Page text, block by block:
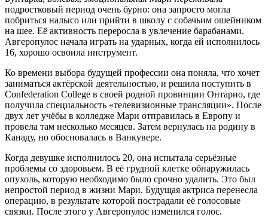
подростковый период очень бурно: она запросто могла
побриться налысо или прийти в школу с собачьим ошейником
на шее. Её активность переросла в увлечение барабанами.
Авгеропулос начала играть на ударных, когда ей исполнилось
16, хорошо освоила инструмент.
Ко времени выбора будущей профессии она поняла, что хочет
заниматься актёрской деятельностью, и решила поступить в
Confederation College в своей родной провинции Онтарио, где
получила специальность «телевизионные трансляции». После
двух лет учёбы в колледже Мари отправилась в Европу и
провела там несколько месяцев. Затем вернулась на родину в
Канаду, но обосновалась в Ванкувере.
Когда девушке исполнилось 20, она испытала серьёзные
проблемы со здоровьем. В её грудной клетке обнаружилась
опухоль, которую необходимо было срочно удалить. Это был
непростой период в жизни Мари. Будущая актриса перенесла
операцию, в результате которой пострадали её голосовые
связки. После этого у Авгеропулос изменился голос.